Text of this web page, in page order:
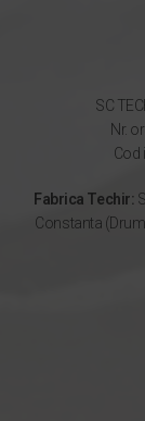
SC
Nr.
Cod
Fabrica Techir:
Constanta